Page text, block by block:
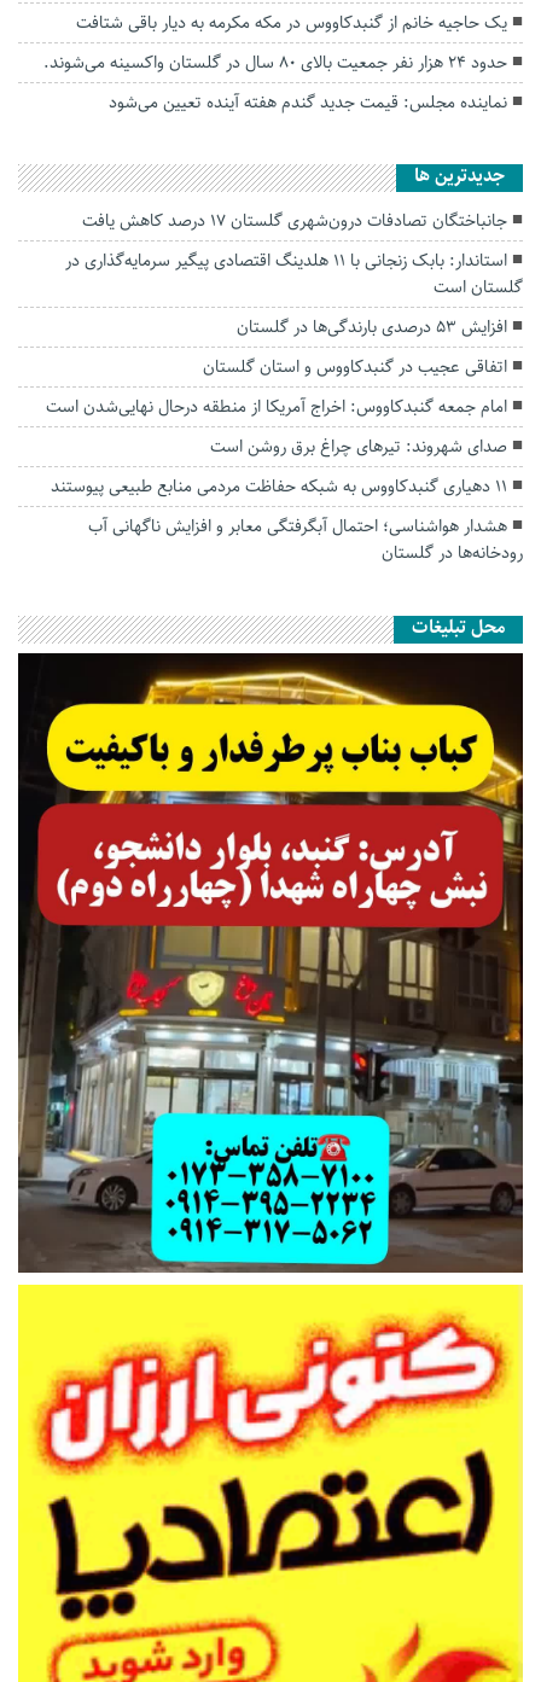
یک حاجیه خانم از گنبدکاووس در مکه مکرمه به دیار باقی شتافت
حدود ۲۴ هزار نفر جمعیت بالای ۸۰ سال در گلستان واکسینه می‌شوند.
نماینده مجلس: قیمت جدید گندم هفته آینده تعیین می‌شود
جديدترين ها
جانباختگان تصادفات درون‌شهری گلستان ۱۷ درصد کاهش یافت
استاندار: بابک زنجانی با ۱۱ هلدینگ اقتصادی پیگیر سرمایه‌گذاری در
گلستان است
افزایش ۵۳ درصدی بارندگی‌ها در گلستان
اتفاقی عجیب در‌ گنبدکاووس و استان گلستان
امام جمعه گنبدکاووس: اخراج آمریکا از منطقه درحال نهایی‌شدن است
صدای شهروند: تیرهای چراغ برق روشن است
۱۱ دهیاری گنبدکاووس به شبکه حفاظت مردمی منابع طبیعی پیوستند
هشدار هواشناسی؛ احتمال آبگرفتگی معابر و افزایش ناگهانی آب
رودخانه‌ها در گلستان
محل تبلیغات